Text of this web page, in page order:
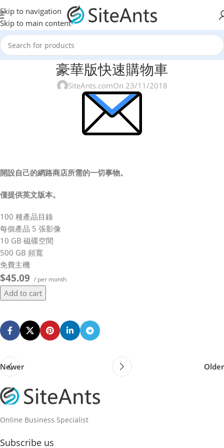
Skip to navigation
Skip to main content
豪華版快速購物車
SiteAnts.comOn 23/11/2018
開設自己的網路商店所需的一切事物。
僅提供英文版本。
100 種產品目錄
每個產品 5 張影像
10 GB 磁碟空間
500 GB 頻寬
免費主機
$45.09 / per month
Add to cart
Newer Older
Online Business Specialist
Subscribe us